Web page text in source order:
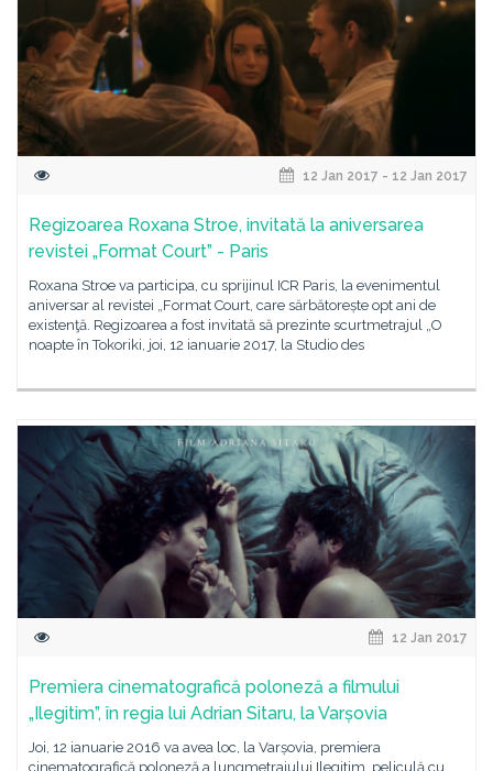
12 Jan 2017 - 12 Jan 2017
Regizoarea Roxana Stroe, invitată la aniversarea
revistei „Format Court” - Paris
Roxana Stroe va participa, cu sprijinul ICR Paris, la evenimentul
aniversar al revistei „Format Court, care sărbătorește opt ani de
existenţă. Regizoarea a fost invitată să prezinte scurtmetrajul „O
noapte în Tokoriki, joi, 12 ianuarie 2017, la Studio des
12 Jan 2017
Premiera cinematografică poloneză a filmului
„Ilegitim”, în regia lui Adrian Sitaru, la Varșovia
Joi, 12 ianuarie 2016 va avea loc, la Varșovia, premiera
cinematografică poloneză a lungmetrajului Ilegitim, peliculă cu